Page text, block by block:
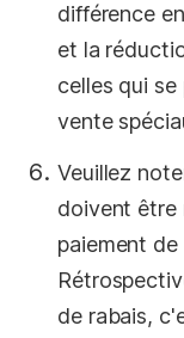
différence
et la
celles qui
vente
Veuillez
doivent être
paiement
de rabais,